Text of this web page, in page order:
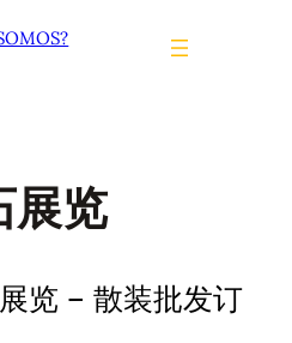
展览
览 – 散装批发订